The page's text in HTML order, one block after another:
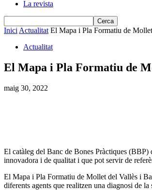
La revista
Inici Actualitat El Mapa i Pla Formatiu de
Actualitat
El Mapa i Pla Formatiu de
maig 30, 2022
El catàleg del Banc de Bones Pràctiques
innovadora i de qualitat i que pot servir de
El Mapa i Pla Formatiu de Mollet del Vallès i
diferents agents que realitzen una diagnosi de